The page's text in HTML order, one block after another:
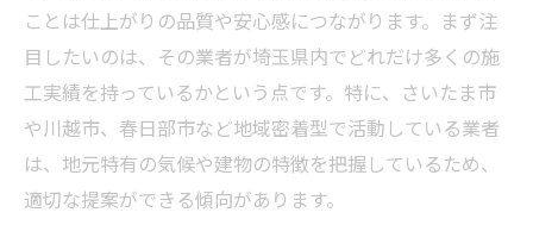
ことは仕上がりの品質や安心感につながります。まず注
目したいのは、その業者が埼玉県内でどれだけ多くの施
工実績を持っているかという点です。特に、さいたま市
や川越市、春日部市など地域密着型で活動している業者
は、地元特有の気候や建物の特徴を把握しているため、
適切な提案ができる傾向があります。